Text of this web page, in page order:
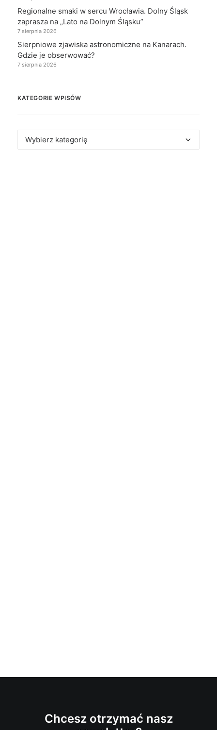
Regionalne smaki w sercu Wrocławia. Dolny Śląsk
zaprasza na „Lato na Dolnym Śląsku”
7 sierpnia 2026
Sierpniowe zjawiska astronomiczne na Kanarach.
Gdzie je obserwować?
7 sierpnia 2026
KATEGORIE WPISÓW
Kategorie
Chcesz otrzymać nasz